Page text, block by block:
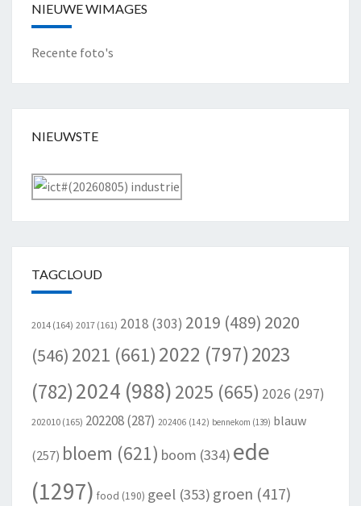
NIEUWE WIMAGES
Recente foto's
NIEUWSTE
TAGCLOUD
2014 (164) 2017 (161) 2018 (303) 2019 (489) 2020
(546) 2021 (661) 2022 (797)2023
(782)2024 (988) 2025 (665) 2026 (297)
202010 (165) 202208(287) 202406 (142) bennekom (139) blauw
(257) bloem (621) boom (334) ede
(1297) food (190) geel (353) groen (417)